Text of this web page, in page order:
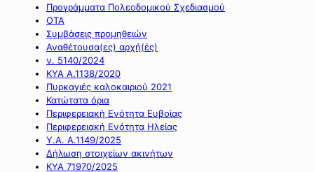
Προγράμματα Πολεοδομικού Σχεδιασμού
ΟΤΑ
Συμβάσεις προμηθειών
Αναθέτουσα(ες) αρχή(ές)
ν. 5140/2024
ΚΥΑ Α.1138/2020
Πυρκαγιές καλοκαιριού 2021
Κατώτατα όρια
Περιφερειακή Ενότητα Ευβοίας
Περιφερειακή Ενότητα Ηλείας
Υ.Α. Α.1149/2025
Δήλωση στοιχείων ακινήτων
ΚΥΑ 71970/2025